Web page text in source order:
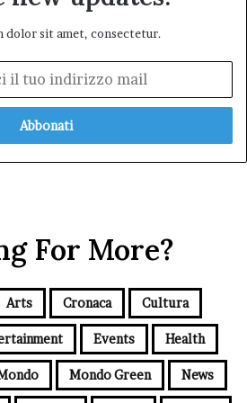
dolor sit amet, consectetur.
For More?
Arts Cronaca Cultura
Events Health
Mondo Green News